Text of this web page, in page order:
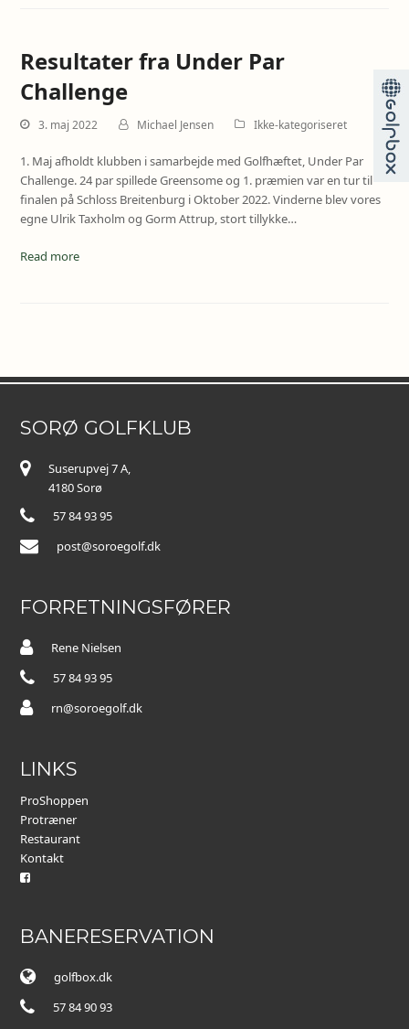
Resultater fra Under Par
Challenge
3. maj 2022 Michael Jensen Ikke-kategoriseret
1. Maj afholdt klubben i samarbejde med Golfhæftet, Under Par
Challenge. 24 par spillede Greensome og 1. præmien var en tur til
finalen på Schloss Breitenburg i Oktober 2022. Vinderne blev vores
egne Ulrik Taxholm og Gorm Attrup, stort tillykke…
Read more
SORØ GOLFKLUB
Suserupvej 7 A,
4180 Sorø
57 84 93 95
post@soroegolf.dk
FORRETNINGSFØRER
Rene Nielsen
57 84 93 95
rn@soroegolf.dk
LINKS
ProShoppen
Protræner
Restaurant
Kontakt
BANERESERVATION
golfbox.dk
57 84 90 93